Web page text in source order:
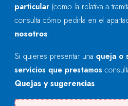
particular (como la relativa a
consulta cómo pedirla en el
nosotros.
Si quieres presentar una queja o
servicios que prestamos
Quejas y sugerencias.